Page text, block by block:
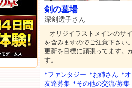
剣の墓場
深剣透子さん
オリジイラストメインのサ
を含みますのでご注意下さい
更新を目標に頑張ってます。
す。
*ファンタジー *お姉さん *オ
友達募集 *その他の交流/募集